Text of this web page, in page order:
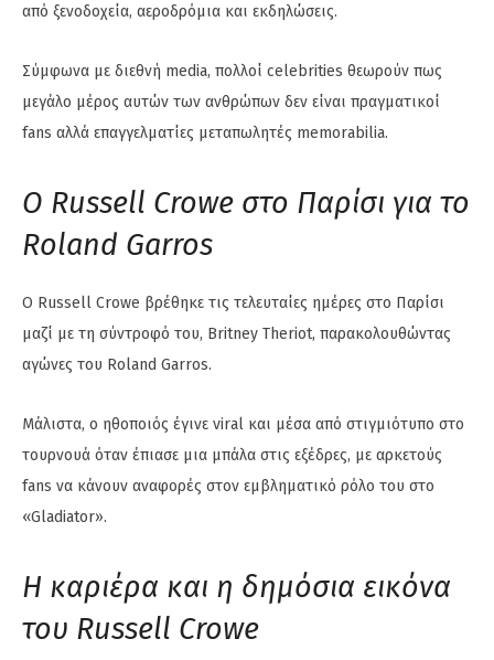
από ξενοδοχεία, αεροδρόμια και εκδηλώσεις.
Σύμφωνα με διεθνή media, πολλοί celebrities θεωρούν πως
μεγάλο μέρος αυτών των ανθρώπων δεν είναι πραγματικοί
fans αλλά επαγγελματίες μεταπωλητές memorabilia.
Ο Russell Crowe στο Παρίσι για το
Roland Garros
Ο Russell Crowe βρέθηκε τις τελευταίες ημέρες στο Παρίσι
μαζί με τη σύντροφό του, Britney Theriot, παρακολουθώντας
αγώνες του Roland Garros.
Μάλιστα, ο ηθοποιός έγινε viral και μέσα από στιγμιότυπο στο
τουρνουά όταν έπιασε μια μπάλα στις εξέδρες, με αρκετούς
fans να κάνουν αναφορές στον εμβληματικό ρόλο του στο
«Gladiator».
Η καριέρα και η δημόσια εικόνα
του Russell Crowe